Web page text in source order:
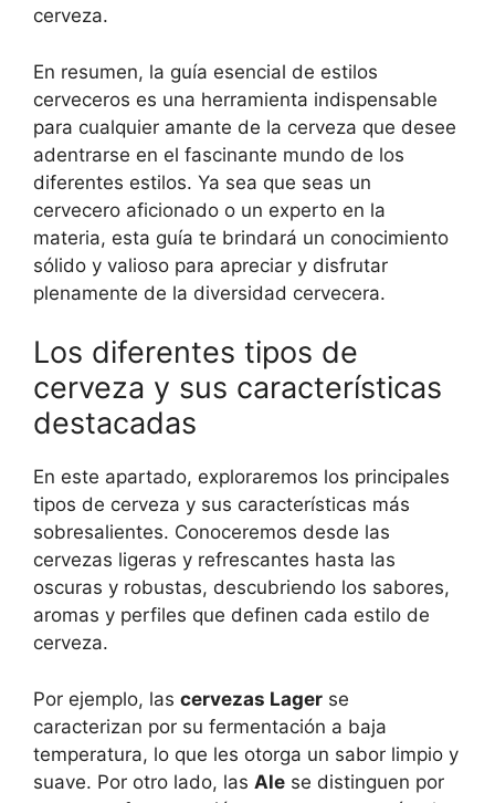
cerveza.
En resumen, la guía esencial de estilos
cerveceros es una herramienta indispensable
para cualquier amante de la cerveza que desee
adentrarse en el fascinante mundo de los
diferentes estilos. Ya sea que seas un
cervecero aficionado o un experto en la
materia, esta guía te brindará un conocimiento
sólido y valioso para apreciar y disfrutar
plenamente de la diversidad cervecera.
Los diferentes tipos de
cerveza y sus características
destacadas
En este apartado, exploraremos los principales
tipos de cerveza y sus características más
sobresalientes. Conoceremos desde las
cervezas ligeras y refrescantes hasta las
oscuras y robustas, descubriendo los sabores,
aromas y perfiles que definen cada estilo de
cerveza.
Por ejemplo, las cervezas Lager se
caracterizan por su fermentación a baja
temperatura, lo que les otorga un sabor limpio y
suave. Por otro lado, las Ale se distinguen por